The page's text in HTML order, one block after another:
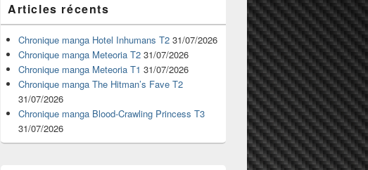
principale
de
widget
pour
barre
latérale
Articles récents
Chronique manga Hotel Inhumans T2 31/07/2026
Chronique manga Meteoria T2 31/07/2026
Chronique manga Meteoria T1 31/07/2026
Chronique manga The Hitman’s Fave T2
31/07/2026
Chronique manga Blood-Crawling Princess T3
31/07/2026